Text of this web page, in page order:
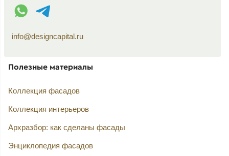
WhatsApp контакт
Telegram контакт
info@designcapital.ru
Полезные материалы
Коллекция фасадов
Коллекция интерьеров
Архразбор: как сделаны фасады
Энциклопедия фасадов